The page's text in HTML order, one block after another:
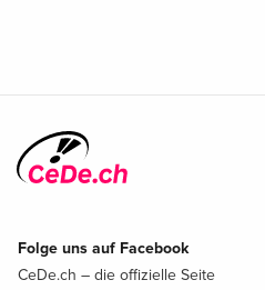
Folge uns auf Facebook
CeDe.ch – die offizielle Seite